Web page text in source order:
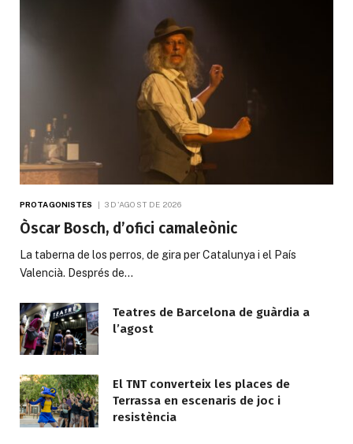
PROTAGONISTES 3 D'AGOST DE 2026
Òscar Bosch, d’ofici camaleònic
La taberna de los perros, de gira per Catalunya i el País
Valencià. Després de…
Teatres de Barcelona de guàrdia a
l’agost
El TNT converteix les places de
Terrassa en escenaris de joc i
resistència